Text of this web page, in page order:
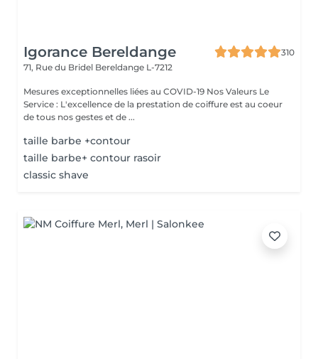
Igorance Bereldange
310
71, Rue du Bridel Bereldange L-7212
Mesures exceptionnelles liées au COVID-19 Nos Valeurs Le
Service : L'excellence de la prestation de coiffure est au coeur
de tous nos gestes et de ...
taille barbe +contour
taille barbe+ contour rasoir
classic shave